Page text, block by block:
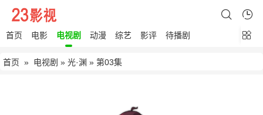
首页 电影 电视剧 动漫 综艺 影评 待播剧
首页 » 电视剧 » 光·渊 » 第03集